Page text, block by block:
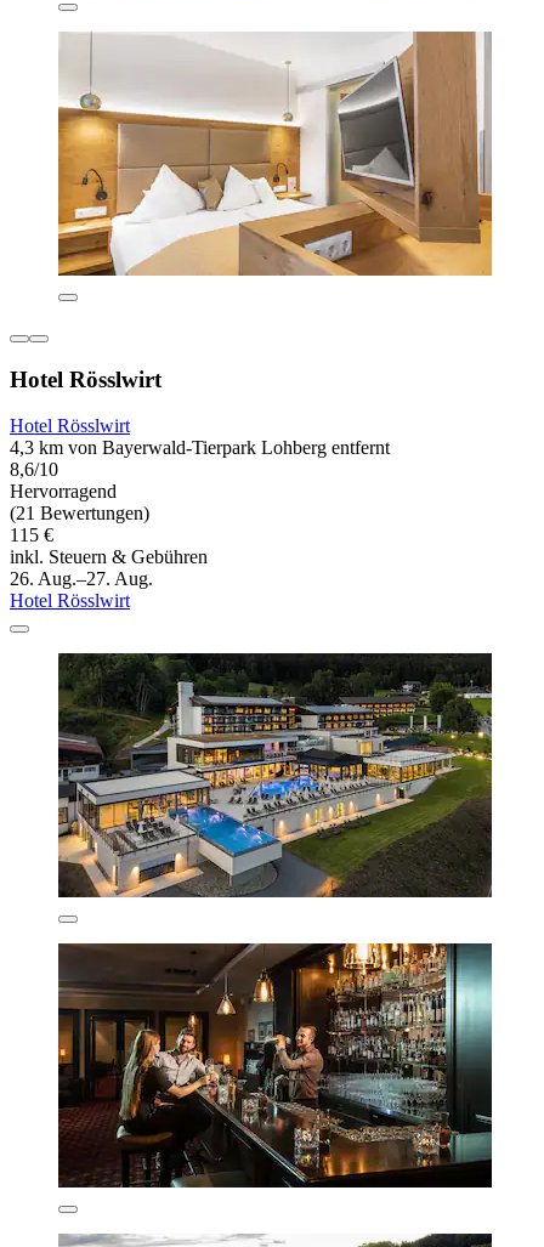
Hotel Rösslwirt
Hotel Rösslwirt
4,3 km von Bayerwald-Tierpark Lohberg entfernt
8,6/10
Hervorragend
(21 Bewertungen)
115 €
inkl. Steuern & Gebühren
26. Aug.–27. Aug.
Hotel Rösslwirt